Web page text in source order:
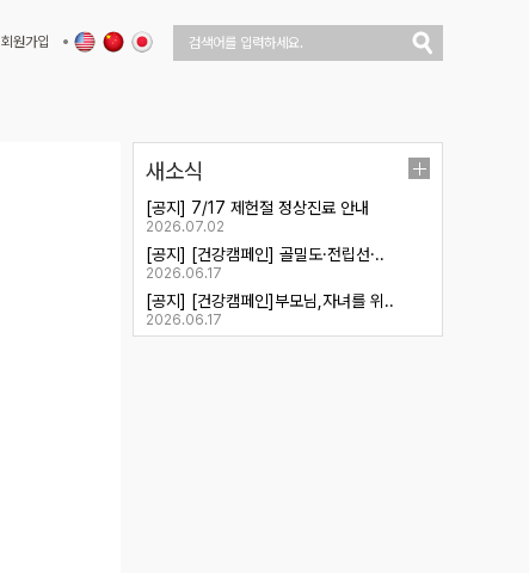
회원가입
새소식
[공지] 7/17 제헌절 정상진료 안내
2026.07.02
[공지] [건강캠페인] 골밀도·전립선·..
2026.06.17
[공지] [건강캠페인]부모님,자녀를 위..
2026.06.17